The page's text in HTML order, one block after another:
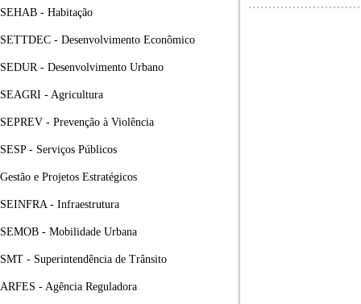
SEHAB - Habitação
SETTDEC - Desenvolvimento Econômico
SEDUR - Desenvolvimento Urbano
SEAGRI - Agricultura
SEPREV - Prevenção à Violência
SESP - Serviços Públicos
Gestão e Projetos Estratégicos
SEINFRA - Infraestrutura
SEMOB - Mobilidade Urbana
SMT - Superintendência de Trânsito
ARFES - Agência Reguladora